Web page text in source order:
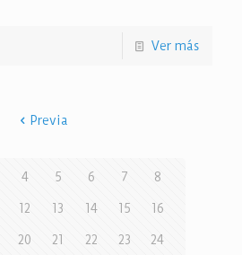
Ver más
Previa
4 5 6 7 8
12 13 14 15 16
20 21 22 23 24